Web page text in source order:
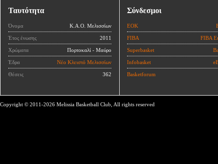
Ταυτότητα
Όνομα Κ.Α.Ο. Μελισσίων
Έτος ένωσης 2011
Χρώματα Πορτοκαλί - Μαύρο
Έδρα Νέο Κλειστό Μελισσίων
Θέσεις 362
Σύνδεσμοι
ΕΟΚ
FIBA FIBA
Superbasket
Infobasket
Basketforum
Copyright © 2011-2026 Melissia Basketball Club, All rights reserved